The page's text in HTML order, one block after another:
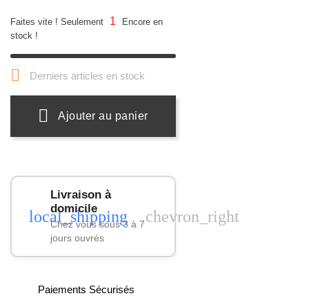
Faites vite ! Seulement 1
Encore en
stock !
 Derniers articles en stock
Ajouter au panier
local_shipping
Livraison à
domicile
Chez vous sous 3 à 7
jours ouvrés
chevron_right
Paiements Sécurisés